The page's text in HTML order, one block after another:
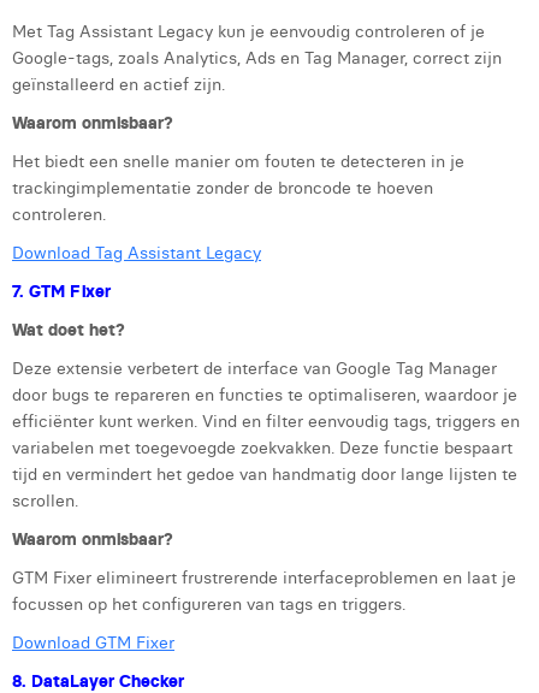
Met Tag Assistant Legacy kun je eenvoudig controleren of je
Google-tags, zoals Analytics, Ads en Tag Manager, correct zijn
geïnstalleerd en actief zijn.
Waarom onmisbaar?
Het biedt een snelle manier om fouten te detecteren in je
trackingimplementatie zonder de broncode te hoeven
controleren.
Download Tag Assistant Legacy
7. GTM Fixer
Wat doet het?
Deze extensie verbetert de interface van Google Tag Manager
door bugs te repareren en functies te optimaliseren, waardoor je
efficiënter kunt werken. Vind en filter eenvoudig tags, triggers en
variabelen met toegevoegde zoekvakken. Deze functie bespaart
tijd en vermindert het gedoe van handmatig door lange lijsten te
scrollen.
Waarom onmisbaar?
GTM Fixer elimineert frustrerende interfaceproblemen en laat je
focussen op het configureren van tags en triggers.
Download GTM Fixer
8. DataLayer Checker